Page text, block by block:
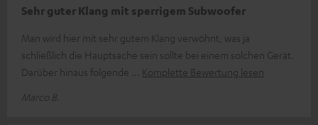
Sehr guter Klang mit sperrigem Subwoofer
Man wird hier mit sehr gutem Klang verwöhnt, was ja
schließlich die Hauptsache sein sollte bei einem solchen Gerät.
Darüber hinaus folgende
Komplette Bewertung lesen
Marco B.